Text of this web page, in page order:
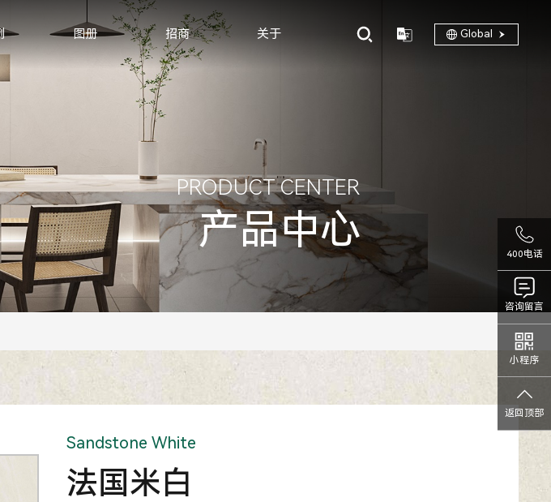
图册 招商 关于 Global
PRODUCT CENTER
产品中心
Sandstone White
法国米白
400电话
咨询留言
小程序
返回顶部